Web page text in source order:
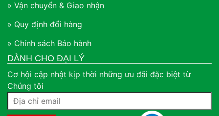
» Vận chuyển & Giao nhận
» Quy định đổi hàng
» Chính sách Bảo hành
DÀNH CHO ĐẠI LÝ
Cơ hội cập nhật kịp thời những ưu đãi đặc biệt từ
Chúng tôi